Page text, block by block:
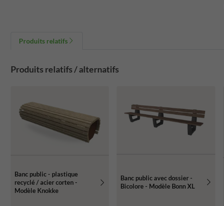
Produits relatifs
Produits relatifs / alternatifs
Banc public - plastique
recyclé / acier corten -
Modèle Knokke
Banc public avec dossier -
Bicolore - Modèle Bonn XL